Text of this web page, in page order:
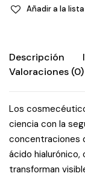
Añadir a la lista
Descripción
Valoraciones (0)
Los
ciencia con la
concentraciones
ácido
transforman